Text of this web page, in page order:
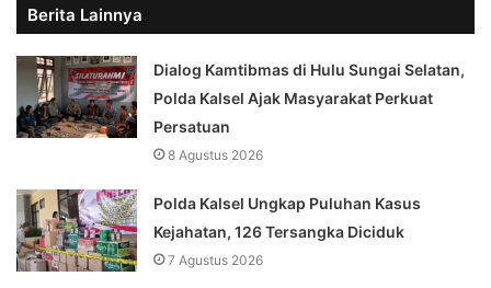
Berita Lainnya
Dialog Kamtibmas di Hulu Sungai Selatan,
Polda Kalsel Ajak Masyarakat Perkuat
Persatuan
8 Agustus 2026
Polda Kalsel Ungkap Puluhan Kasus
Kejahatan, 126 Tersangka Diciduk
7 Agustus 2026